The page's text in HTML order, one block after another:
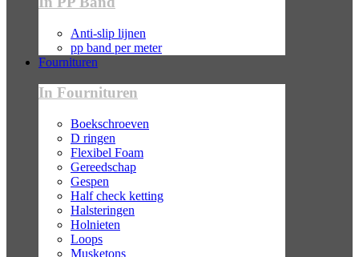
Anti-slip lijnen
pp band per meter
Fournituren
In Fournituren
Boekschroeven
D ringen
Flexibel Foam
Gereedschap
Gespen
Half check ketting
Halsteringen
Holnieten
Loops
Musketons